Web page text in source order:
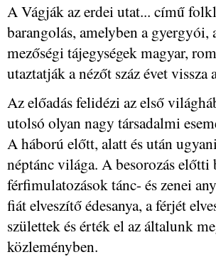
A Vágják az erdei utat... című
barangolás, amelyben a
mezőségi tájegységek magyar,
utaztatják a nézőt száz évet vissza
Az előadás felidézi az első
utolsó olyan nagy társadalmi
A háború előtt, alatt és után
néptánc világa. A besorozás előtti
férfimulatozások tánc- és zenei
fiát elveszítő édesanya, a férjét
születtek és érték el az általunk
közleményben.